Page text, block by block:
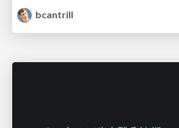
bcantrill